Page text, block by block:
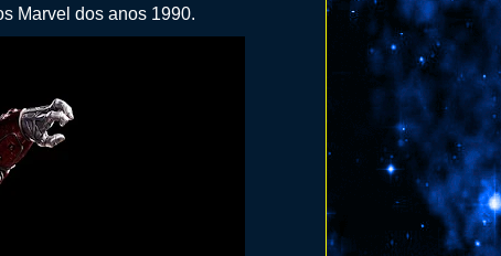
Marvel dos anos 1990.